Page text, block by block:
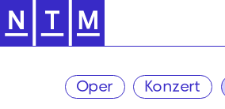
Zur
Oper Konzert